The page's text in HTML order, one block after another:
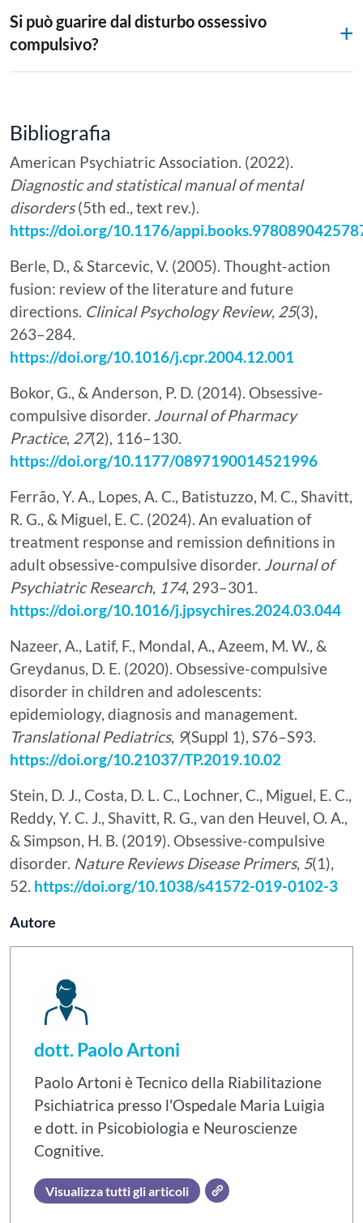
Si può guarire dal disturbo ossessivo
compulsivo?
Bibliografia
American Psychiatric Association. (2022).
Diagnostic and statistical manual of mental
disorders(5th ed., text rev.).
https://doi.org/10.1176/
Berle, D., & Starcevic, V. (2005). Thought-action
fusion: review of the literature and future
directions. Clinical Psychology Review, 25(3),
263–284.
https://doi.org/10.1016/j.cpr.2004.12.001
Bokor, G., & Anderson, P. D. (2014). Obsessive-
compulsive disorder. Journal of Pharmacy
Practice, 27(2), 116–130.
https://doi.org/10.1177/0897190014521996
Ferrão, Y. A., Lopes, A. C., Batistuzzo, M. C., Shavitt,
R. G., & Miguel, E. C. (2024). An evaluation of
treatment response and remission definitions in
adult obsessive-compulsive disorder. Journal of
Psychiatric Research, 174, 293–301.
https://doi.org/10.1016/j.jpsychires.2024.03.044
Nazeer, A., Latif, F., Mondal, A., Azeem, M. W., &
Greydanus, D. E. (2020). Obsessive-compulsive
disorder in children and adolescents:
epidemiology, diagnosis and management.
Translational Pediatrics, 9(Suppl 1), S76–S93.
https://doi.org/10.21037/TP.2019.10.02
Stein, D. J., Costa, D. L. C., Lochner, C., Miguel, E. C.,
Reddy, Y. C. J., Shavitt, R. G., van den Heuvel, O. A.,
& Simpson, H. B. (2019). Obsessive-compulsive
disorder. Nature Reviews Disease Primers, 5(1),
52. https://doi.org/10.1038/s41572-019-0102-3
Autore
dott. Paolo Artoni
Paolo Artoni è Tecnico della Riabilitazione
Psichiatrica presso l'Ospedale Maria Luigia
e dott. in Psicobiologia e Neuroscienze
Cognitive.
Visualizza tutti gli articoli